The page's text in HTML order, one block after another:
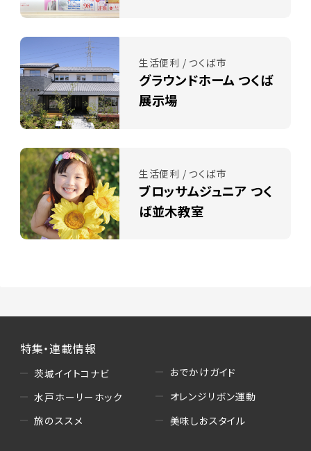
生活便利 / つくば市
グラウンドホーム つくば
展示場
生活便利 / つくば市
ブロッサムジュニア つく
ば並木教室
特集・連載情報
茨城イイトコナビ
水戸ホーリーホック
旅のススメ
おでかけガイド
オレンジリボン運動
美味しおスタイル